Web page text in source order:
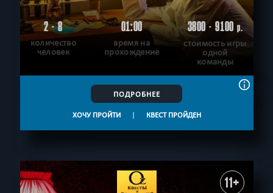
2 - 8
количество
человек
01:00
время на
прохождение
3800 - 9100р.
стоимость игры
одной
команды
ПОДРОБНЕЕ
ХОЧУ ПРОЙТИ | КВЕСТ ПРОЙДЕН
11+